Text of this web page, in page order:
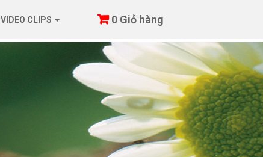
VIDEO CLIPS 0 Giỏ hàng